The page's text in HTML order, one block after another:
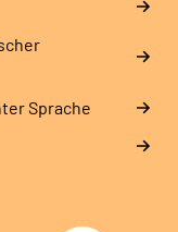
Sprache